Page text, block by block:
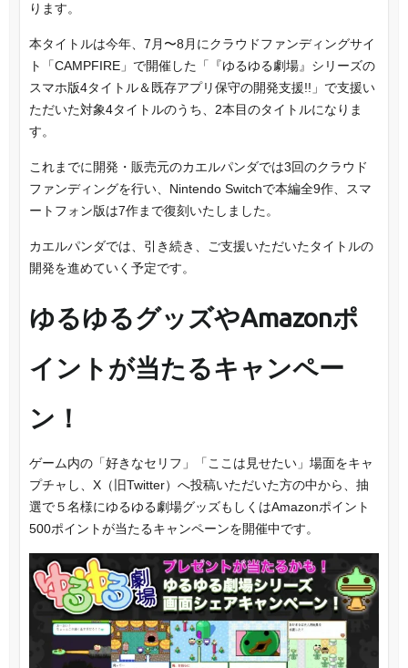
ります。
本タイトルは今年、7月〜8月にクラウドファンディングサイ
ト「CAMPFIRE」で開催した「『ゆるゆる劇場』シリーズの
スマホ版4タイトル＆既存アプリ保守の開発支援!!」で支援い
ただいた対象4タイトルのうち、2本目のタイトルになりま
す。
これまでに開発・販売元のカエルパンダでは3回のクラウド
ファンディングを行い、Nintendo Switchで本編全9作、スマ
ートフォン版は7作まで復刻いたしました。
カエルパンダでは、引き続き、ご支援いただいたタイトルの
開発を進めていく予定です。
ゆるゆるグッズやAmazonポ
イントが当たるキャンペー
ン！
ゲーム内の「好きなセリフ」「ここは見せたい」場面をキャ
プチャし、X（旧Twitter）へ投稿いただいた方の中から、抽
選で５名様にゆるゆる劇場グッズもしくはAmazonポイント
500ポイントが当たるキャンペーンを開催中です。